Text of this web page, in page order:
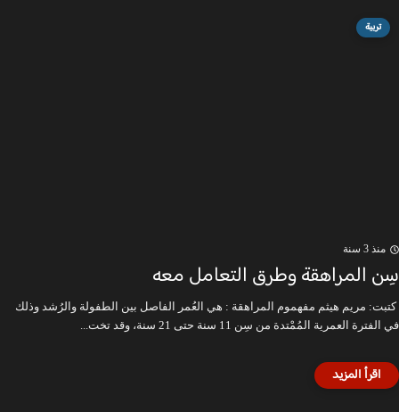
تربية
منذ 3 سنة
سِن المراهقة وطرق التعامل معه
كتبت: مريم هيثم مفهموم المراهقة : هي العُمر الفاصل بين الطفولة والرُشد وذلك
في الفترة العمرية المُمْتدة من سِن 11 سنة حتى 21 سنة، وقد تخت...